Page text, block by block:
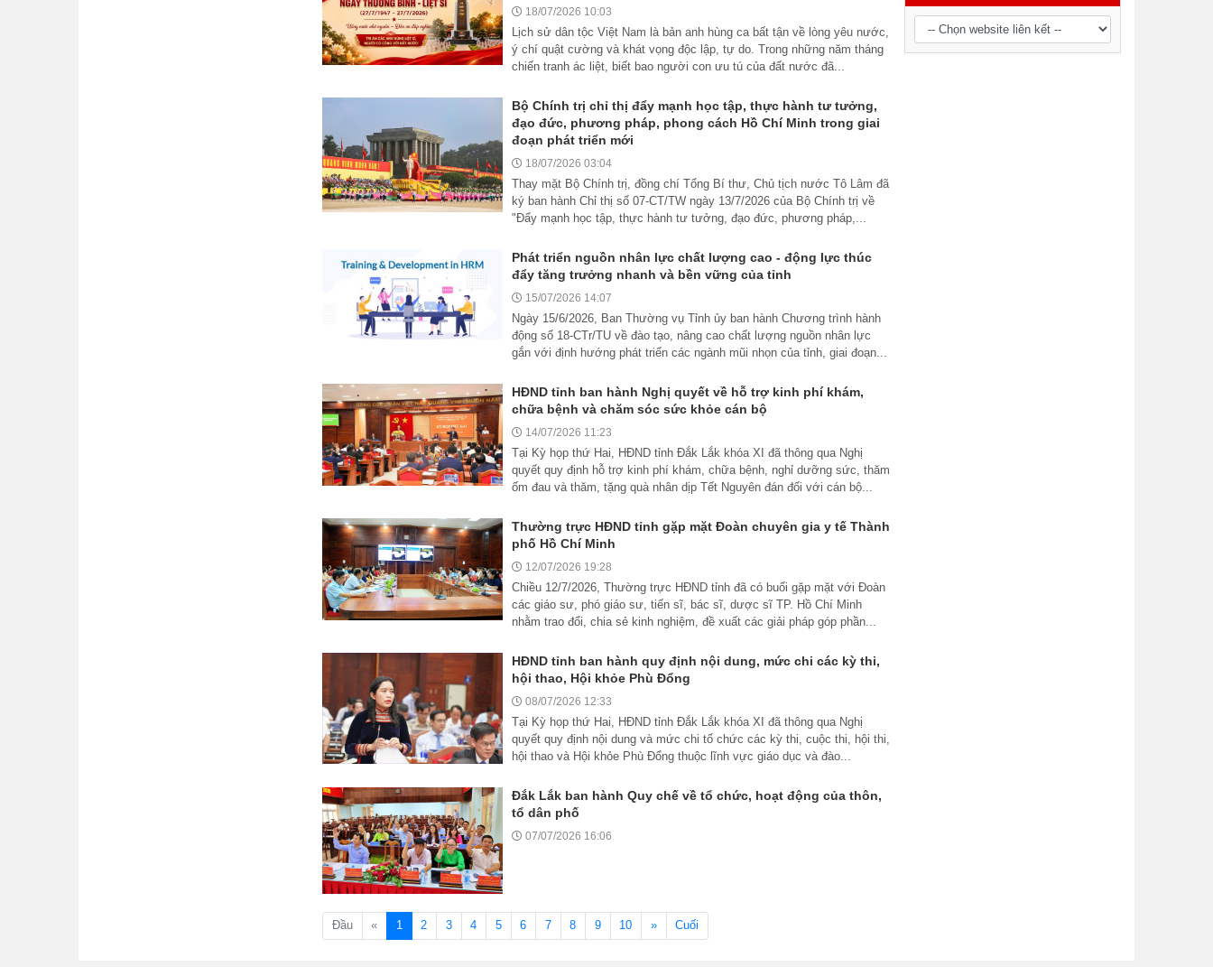
18/07/2026 10:03
Lịch sử dân tộc Việt Nam là bản anh hùng ca bất tận về lòng yêu nước,
ý chí quật cường và khát vọng độc lập, tự do. Trong những năm tháng
chiến tranh ác liệt, biết bao người con ưu tú của đất nước đã...
Bộ Chính trị chỉ thị đẩy mạnh học tập, thực hành tư tưởng,
đạo đức, phương pháp, phong cách Hồ Chí Minh trong giai
đoạn phát triển mới
18/07/2026 03:04
Thay mặt Bộ Chính trị, đồng chí Tổng Bí thư, Chủ tịch nước Tô Lâm đã
ký ban hành Chỉ thị số 07-CT/TW ngày 13/7/2026 của Bộ Chính trị về
"Đẩy mạnh học tập, thực hành tư tưởng, đạo đức, phương pháp,...
Phát triển nguồn nhân lực chất lượng cao - động lực thúc
đẩy tăng trưởng nhanh và bền vững của tỉnh
15/07/2026 14:07
Ngày 15/6/2026, Ban Thường vụ Tỉnh ủy ban hành Chương trình hành
động số 18-CTr/TU về đào tạo, nâng cao chất lượng nguồn nhân lực
gắn với định hướng phát triển các ngành mũi nhọn của tỉnh, giai đoạn...
HĐND tỉnh ban hành Nghị quyết về hỗ trợ kinh phí khám,
chữa bệnh và chăm sóc sức khỏe cán bộ
14/07/2026 11:23
Tại Kỳ họp thứ Hai, HĐND tỉnh Đắk Lắk khóa XI đã thông qua Nghị
quyết quy định hỗ trợ kinh phí khám, chữa bệnh, nghỉ dưỡng sức, thăm
ốm đau và thăm, tặng quà nhân dịp Tết Nguyên đán đối với cán bộ...
Thường trực HĐND tỉnh gặp mặt Đoàn chuyên gia y tế Thành
phố Hồ Chí Minh
12/07/2026 19:28
Chiều 12/7/2026, Thường trực HĐND tỉnh đã có buổi gặp mặt với Đoàn
các giáo sư, phó giáo sư, tiến sĩ, bác sĩ, dược sĩ TP. Hồ Chí Minh
nhằm trao đổi, chia sẻ kinh nghiệm, đề xuất các giải pháp góp phần...
HĐND tỉnh ban hành quy định nội dung, mức chi các kỳ thi,
hội thao, Hội khỏe Phù Đổng
08/07/2026 12:33
Tại Kỳ họp thứ Hai, HĐND tỉnh Đắk Lắk khóa XI đã thông qua Nghị
quyết quy định nội dung và mức chi tổ chức các kỳ thi, cuộc thi, hội thi,
hội thao và Hội khỏe Phù Đổng thuộc lĩnh vực giáo dục và đào...
Đắk Lắk ban hành Quy chế về tổ chức, hoạt động của thôn,
tổ dân phố
07/07/2026 16:06
Đầu « 1 (current)
2 3 4 5 6 7 8 9 10 » Cuối